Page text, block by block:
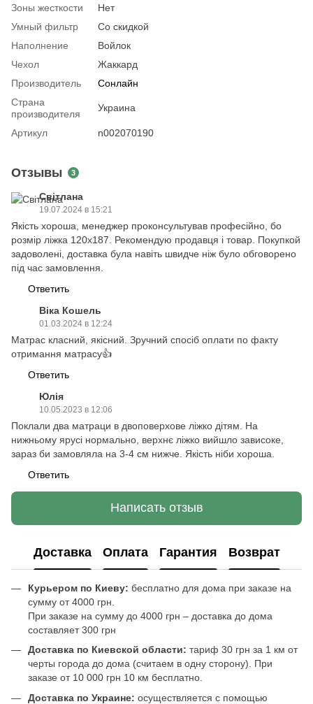
Зоны жесткости
Нет
Умный фильтр
Со скидкой
Наполнение
Войлок
Чехол
Жаккард
Производитель
Сонлайн
Страна
производителя
Украина
Артикул n002070190
Отзывы 3
Світлана
19.07.2024 в 15:21
Якість хороша, менеджер проконсультував професійно, бо
розмір ліжка 120х187. Рекомендую продавця і товар. Покупкой
задоволені, доставка була навіть швидче ніж було обговорено
під час замовлення.
Ответить
Віка Кошель
01.03.2024 в 12:24
Матрас класний, якісний. Зручний спосіб оплати по факту
отримання матрасу👍
Ответить
Юлія
10.05.2023 в 12:06
Поклали два матраци в двоповерхове ліжко дітям. На
нижньому ярусі нормально, верхнє ліжко вийшло зависоке,
зараз би замовляла на 3-4 см нижче. Якість ніби хороша.
Ответить
Написать отзыв
Доставка Оплата Гарантия Возврат
Курьером по Киеву: бесплатно для дома при заказе на
сумму от 4000 грн.
При заказе на сумму до 4000 грн – доставка до дома
составляет 300 грн
Доставка по Киевской области: тариф 30 грн за 1 км от
черты города до дома (считаем в одну сторону). При
заказе от 10 000 грн 10 км бесплатно.
Доставка по Украине: осуществляется с помощью